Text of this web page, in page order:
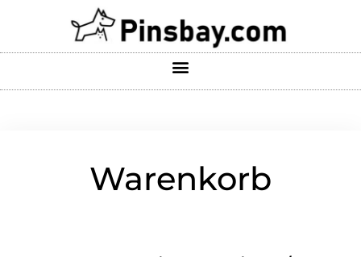
Warenkorb